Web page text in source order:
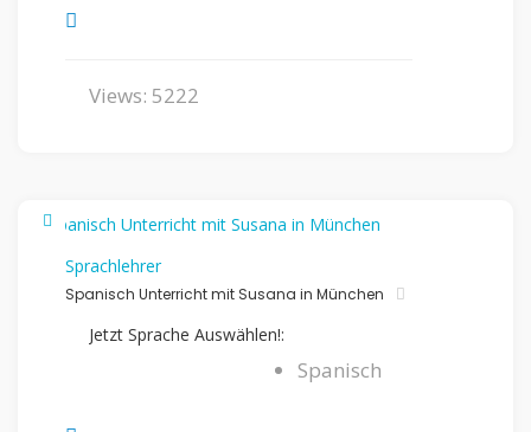
Views: 5222
Sprachlehrer
Spanisch Unterricht mit Susana in München
Jetzt Sprache Auswählen!:
Spanisch